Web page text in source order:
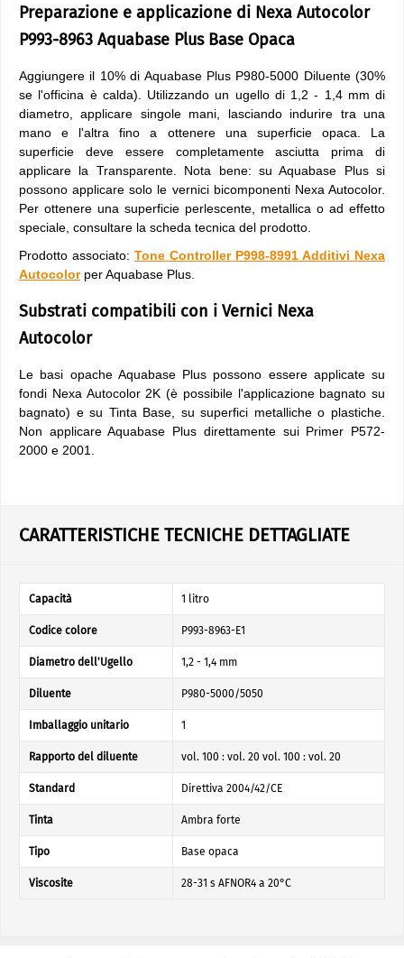
Preparazione e applicazione di Nexa Autocolor
P993-8963 Aquabase Plus Base Opaca
Aggiungere il 10% di Aquabase Plus P980-5000 Diluente (30%
se l'officina è calda). Utilizzando un ugello di 1,2 - 1,4 mm di
diametro, applicare singole mani, lasciando indurire tra una
mano e l'altra fino a ottenere una superficie opaca. La
superficie deve essere completamente asciutta prima di
applicare la Transparente. Nota bene: su Aquabase Plus si
possono applicare solo le vernici bicomponenti Nexa Autocolor.
Per ottenere una superficie perlescente, metallica o ad effetto
speciale, consultare la scheda tecnica del prodotto.
Prodotto associato: Tone Controller P998-8991 Additivi Nexa
Autocolorper Aquabase Plus.
Substrati compatibili con i Vernici Nexa
Autocolor
Le basi opache Aquabase Plus possono essere applicate su
fondi Nexa Autocolor 2K (è possibile l'applicazione bagnato su
bagnato) e su Tinta Base, su superfici metalliche o plastiche.
Non applicare Aquabase Plus direttamente sui Primer P572-
2000 e 2001.
CARATTERISTICHE TECNICHE DETTAGLIATE
Capacità 1 litro
Codice colore P993-8963-E1
Diametro dell'Ugello 1,2 - 1,4 mm
Diluente P980-5000/5050
Imballaggio unitario 1
Rapporto del diluente vol. 100 : vol. 20 vol. 100 : vol. 20
Standard Direttiva 2004/42/CE
Tinta Ambra forte
Tipo Base opaca
Viscosite 28-31 s AFNOR4 a 20°C